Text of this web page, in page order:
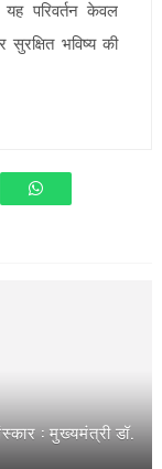
परिवर्तन केवल
भविष्य की
: मुख्यमंत्री डॉ.